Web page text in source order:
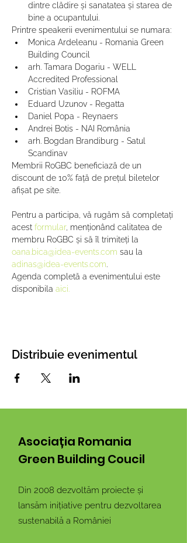
dintre clădire și sanatatea și starea de
bine a ocupantului.
Printre speakerii evenimentului se numara:
Monica Ardeleanu - Romania Green
Building Council
arh. Tamara Dogariu - WELL
Accredited Professional
Cristian Vasiliu - ROFMA
Eduard Uzunov - Regatta
Daniel Popa - Reynaers
Andrei Botis - NAI România
arh. Bogdan Brandiburg - Satul
Scandinav
Membrii RoGBC beneficiază de un
discount de 10% față de prețul biletelor
afișat pe site.
Pentru a participa, vă rugăm să completați
acest formular, menționând calitatea de
membru RoGBC și să îl trimiteți la
oana.bica@idea-events.com sau la
adinas@idea-events.com.
Agenda completă a evenimentului este
disponibila aici.
Distribuie evenimentul
Asociația Romania
Green Building Coucil
Din 2008 dezvoltăm proiecte și
lansăm inițiative pentru dezvoltarea
sustenabilă a României